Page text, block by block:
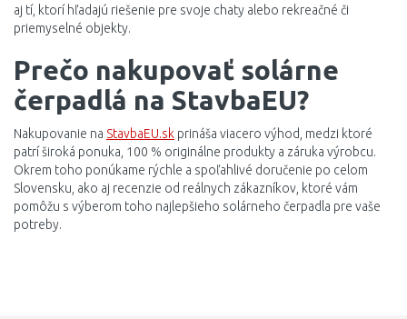
aj tí, ktorí hľadajú riešenie pre svoje chaty alebo rekreačné či
priemyselné objekty.
Prečo nakupovať solárne
čerpadlá na StavbaEU?
Nakupovanie na StavbaEU.sk prináša viacero výhod, medzi ktoré
patrí široká ponuka, 100 % originálne produkty a záruka výrobcu.
Okrem toho ponúkame rýchle a spoľahlivé doručenie po celom
Slovensku, ako aj recenzie od reálnych zákazníkov, ktoré vám
pomôžu s výberom toho najlepšieho solárneho čerpadla pre vaše
potreby.